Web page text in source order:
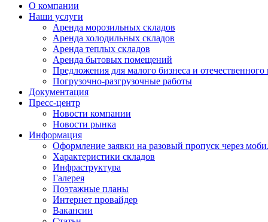
О компании
Наши услуги
Аренда морозильных складов
Аренда холодильных складов
Аренда теплых складов
Аренда бытовых помещений
Предложения для малого бизнеса и отечественного
Погрузочно-разгрузочные работы
Документация
Пресс-центр
Новости компании
Новости рынка
Информация
Оформление заявки на разовый пропуск через
Характеристики складов
Инфраструктура
Галерея
Поэтажные планы
Интернет провайдер
Вакансии